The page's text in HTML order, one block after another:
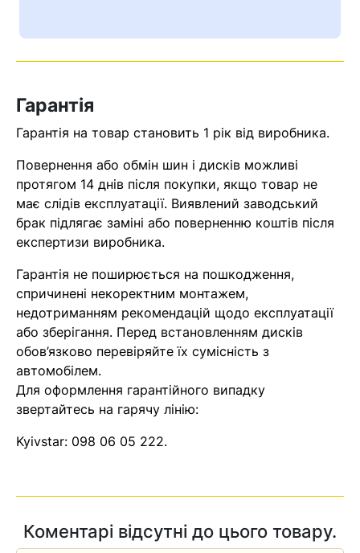
Помилка:
Оператор зв’яжеться з вами
найближчим часом
Гарантія
Гарантія на товар становить 1 рік від виробника.
Повернення або обмін шин і дисків можливі
протягом 14 днів після покупки, якщо товар не
має слідів експлуатації. Виявлений заводський
брак підлягає заміні або поверненню коштів після
експертизи виробника.
Гарантія не поширюється на пошкодження,
спричинені некоректним монтажем,
недотриманням рекомендацій щодо експлуатації
або зберігання. Перед встановленням дисків
обов’язково перевіряйте їх сумісність з
автомобілем.
Для оформлення гарантійного випадку
звертайтесь на гарячу лінію:
Kyivstar: 098 06 05 222.
Коментарі відсутні до цього товару.